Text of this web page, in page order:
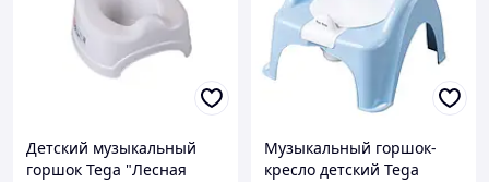
Детский музыкальный
горшок Tega "Лесная
Музыкальный горшок-
кресло детский Tega